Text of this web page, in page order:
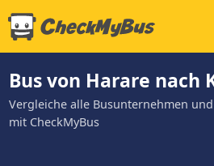
Bus von Harare nach
Vergleiche alle Busunternehmen
mit CheckMyBus